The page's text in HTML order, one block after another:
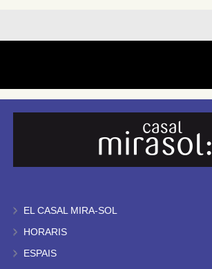
EL CASAL MIRA-SOL
HORARIS
ESPAIS